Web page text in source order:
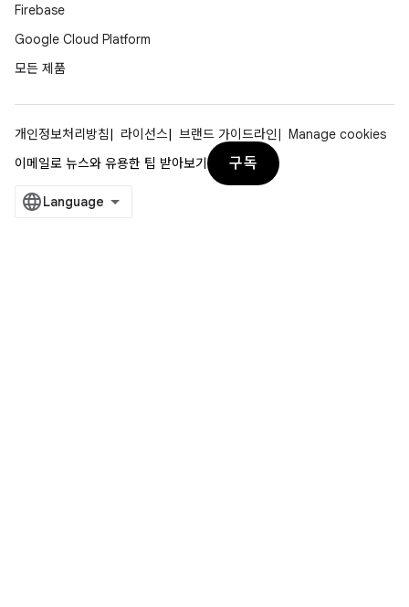
Firebase
Google Cloud Platform
모든 제품
개인정보처리방침 라이선스 브랜드 가이드라인
Manage cookies
이메일로 뉴스와 유용한 팁 받아보기
구독